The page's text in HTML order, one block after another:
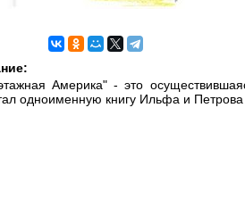
Америка" - это
одноименную книгу Ильфа и